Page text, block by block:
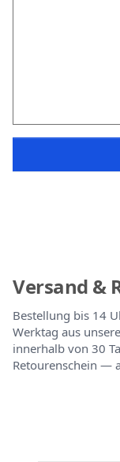
Versand &
Bestellung bis 14
Werktag aus
innerhalb von 30
Retourenschein —